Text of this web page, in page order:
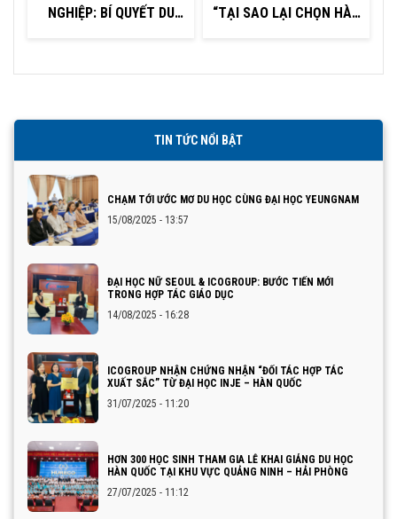
NGHIỆP: BÍ QUYẾT DU
“TẠI SAO LẠI CHỌN HÀN
TIN TỨC NỔI BẬT
CHẠM TỚI ƯỚC MƠ DU HỌC CÙNG ĐẠI HỌC YEUNGNAM
15/08/2025 - 13:57
ĐẠI HỌC NỮ SEOUL & ICOGROUP: BƯỚC TIẾN MỚI
TRONG HỢP TÁC GIÁO DỤC
14/08/2025 - 16:28
ICOGROUP NHẬN CHỨNG NHẬN “ĐỐI TÁC HỢP TÁC
XUẤT SẮC” TỪ ĐẠI HỌC INJE – HÀN QUỐC
31/07/2025 - 11:20
HƠN 300 HỌC SINH THAM GIA LỄ KHAI GIẢNG DU HỌC
HÀN QUỐC TẠI KHU VỰC QUẢNG NINH – HẢI PHÒNG
27/07/2025 - 11:12